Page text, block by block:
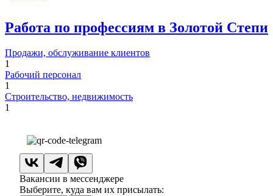
Работа по профессиям в Золотой Степи
Продажи, обслуживание клиентов
1
Рабочий персонал
1
Строительство, недвижимость
1
Вакансии в мессенджере
Выберите, куда вам их присылать: